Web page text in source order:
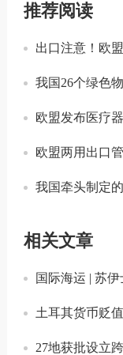
推荐阅读
出口注意！欧盟将推
我国26个绿色
欧盟发布医疗
欧盟两用出口
我国牵头制定的
相关文章
国际海运 | 苏
土耳其货币贬
27地获批设立